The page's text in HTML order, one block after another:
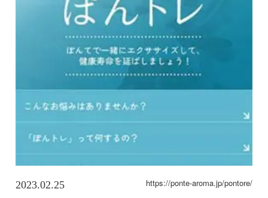
2023.02.25 https://ponte-aroma.jp/pontore/